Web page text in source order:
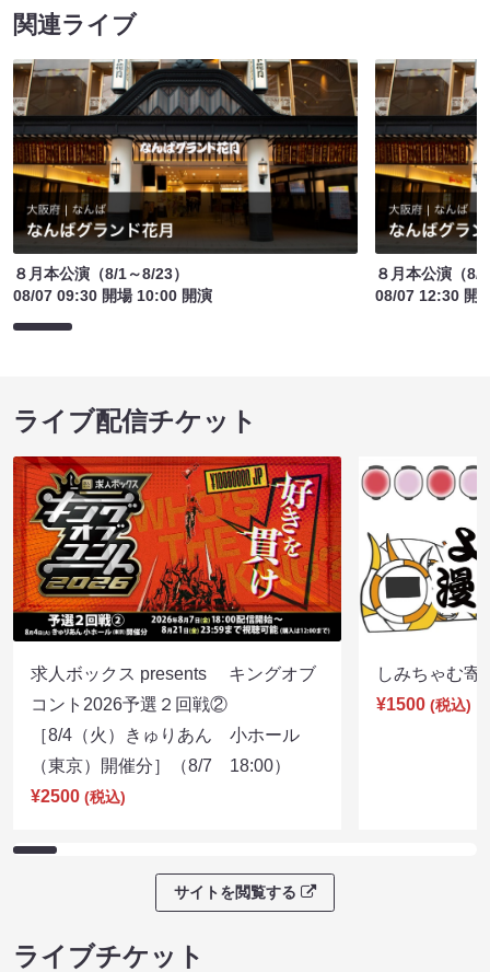
関連ライブ
８月本公演（8/1～8/23）
08/07 09:30 開場 10:00 開演
８月本公演（8/
08/07 12:30 開
ライブ配信チケット
求人ボックス presents キングオブ
コント2026予選２回戦②
［8/4（火）きゅりあん 小ホール
（東京）開催分］（8/7 18:00）
¥2500 (税込)
しみちゃむ
¥1500 (税込)
サイトを閲覧する
ライブチケット